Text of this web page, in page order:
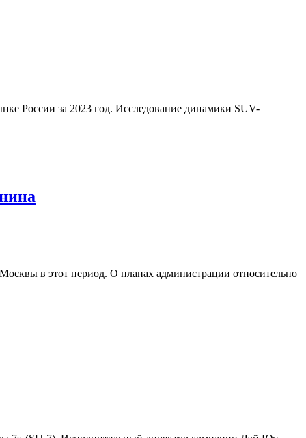
России за 2023 год. Исследование динамики SUV-
в этот период. О планах администрации относительно